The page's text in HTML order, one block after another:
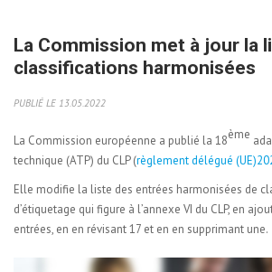
La Commission met à jour la
classifications harmonisées
PUBLIÉ LE 13.05.2022
La Commission européenne a publié la 18ème
technique (ATP) du CLP (règlement délégué
Elle modifie la liste des entrées harmonisées de
d’étiquetage qui figure à l’annexe VI du CLP, en
entrées, en en révisant 17 et en en supprimant une.